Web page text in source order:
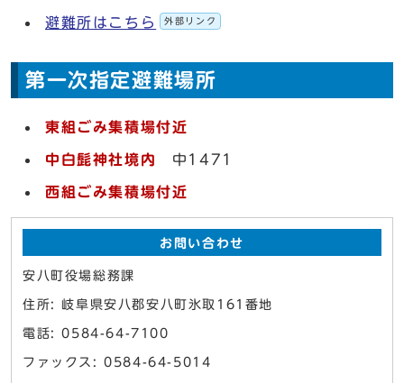
避難所はこちら 外部リンク
第一次指定避難場所
東組ごみ集積場付近
中白髭神社境内 中1471
西組ごみ集積場付近
お問い合わせ
安八町役場総務課
住所: 岐阜県安八郡安八町氷取161番地
電話: 0584-64-7100
ファックス: 0584-64-5014